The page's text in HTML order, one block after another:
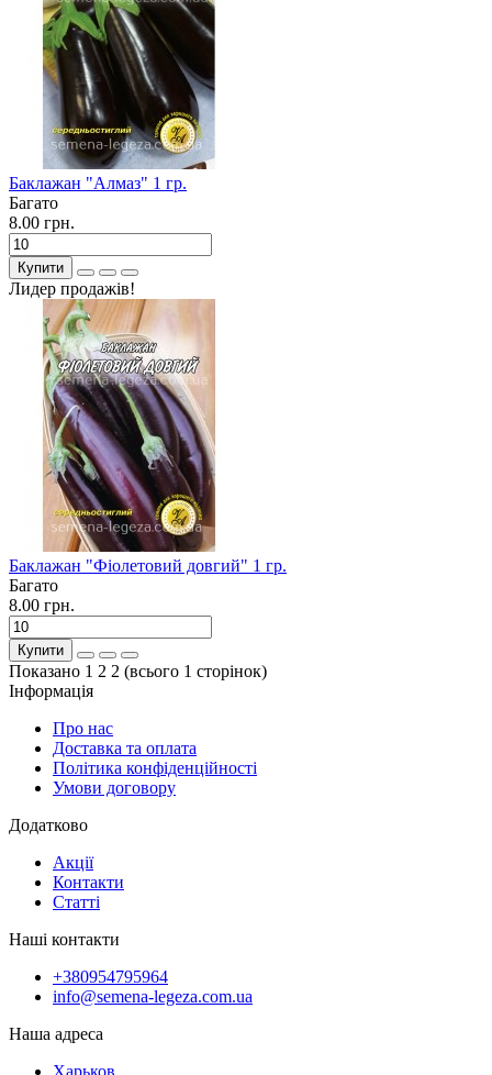
Баклажан "Алмаз" 1 гр.
Багато
8.00 грн.
Купити
Лидер продажів!
Баклажан "Фіолетовий довгий" 1 гр.
Багато
8.00 грн.
Купити
Показано 1 2 2 (всього 1 сторінок)
Інформація
Про нас
Доставка та оплата
Політика конфіденційності
Умови договору
Додатково
Акції
Контакти
Статті
Наші контакти
+380954795964
info@semena-legeza.com.ua
Наша адреса
Харьков